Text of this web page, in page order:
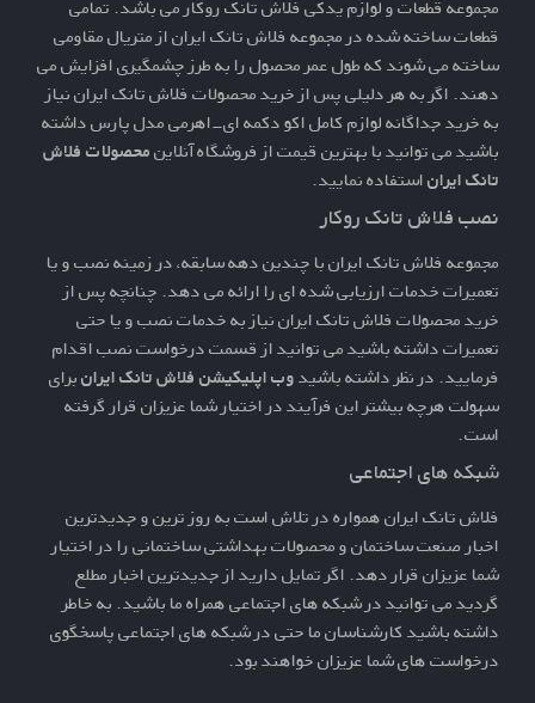
مجموعه قطعات ولوازم یدکی فلاش تانک روکار می باشد. تمامی
قطعات ساخته شده در مجموعه فلاش تانک ایران از متریال مقاومی
ساخته می شوند که طول عمر محصول را به طرز چشمگیری افزایش می
دهند. اگر به هر دلیلی پس از خرید محصولات فلاش تانک ایران نیاز
به خرید جداگانهلوازم کامل اکو دکمه ای-اهرمیمدل پارس داشته
باشید می توانید با بهترین قیمت از فروشگاه آنلاینمحصولات فلاش
تانک ایراناستفاده نمایید.
نصب فلاش تانک روکار
مجموعه فلاش تانک ایران با چندین دهه سابقه، در زمینه نصب و یا
تعمیرات خدمات ارزیابی شده ای را ارائه می دهد. چنانچه پس از
خرید محصولات فلاش تانک ایران نیاز به خدمات نصب و یا حتی
تعمیرات داشته باشید می توانید از قسمتدرخواست نصباقدام
فرمایید. در نظر داشته باشیدوب اپلیکیشن فلاش تانک ایرانبرای
سهولت هرچه بیشتر این فرآیند در اختیار شما عزیزان قرار گرفته
است.
شبکه های اجتماعی
فلاش تانک ایران همواره در تلاش است به روز ترین و جدیدترین
اخبار صنعت ساختمان و محصولات بهداشتی ساختمانی را در اختیار
شما عزیزان قرار دهد. اگر تمایل دارید از جدیدترین اخبار مطلع
گردید می توانید در شبکه های اجتماعی همراه ما باشید. به خاطر
داشته باشید کارشناسان ما حتی در شبکه های اجتماعی پاسخگوی
درخواست های شما عزیزان خواهند بود.